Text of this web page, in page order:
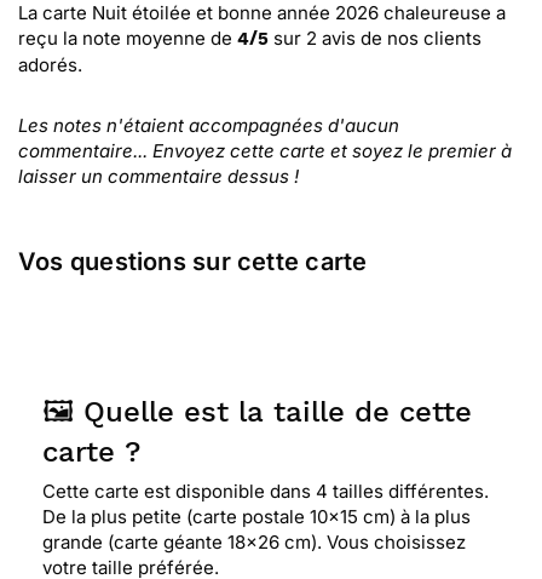
La carte Nuit étoilée et bonne année 2026 chaleureuse a
reçu la note moyenne de 4/5 sur 2 avis de nos clients
adorés.
Les notes n'étaient accompagnées d'aucun
commentaire... Envoyez cette carte et soyez le premier à
laisser un commentaire dessus !
Vos questions sur cette carte
🖼️ Quelle est la taille de cette
carte ?
Cette carte est disponible dans 4 tailles différentes.
De la plus petite (carte postale 10x15 cm) à la plus
grande (carte géante 18x26 cm). Vous choisissez
votre taille préférée.